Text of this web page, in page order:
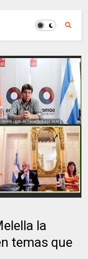
la
temas que